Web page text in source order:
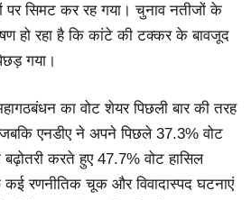
पर सिमट कर रह गया। चुनाव नतीजों के
हो रहा है कि कांटे की टक्कर के बावजूद
गया।
का वोट शेयर पिछली बार की तरह
जबकि एनडीए ने अपने पिछले 37.3% वोट
करते हुए 47.7% वोट हासिल
कई रणनीतिक चूक और विवादास्पद घटनाएं